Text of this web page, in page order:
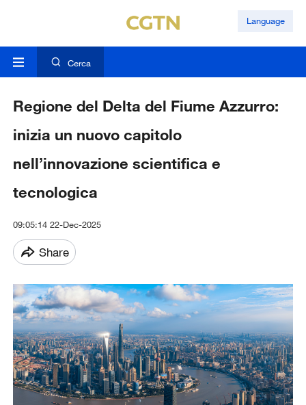
Language
Cerca
Regione del Delta del Fiume Azzurro:
inizia un nuovo capitolo
nell’innovazione scientifica e
tecnologica
09:05:14 22-Dec-2025
Share